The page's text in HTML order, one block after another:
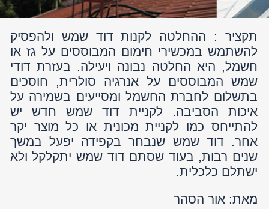
מאת: אור הסהר
בחירת חברה
רוב החברות מציעות מחירים דומים. כדאי לבצע
חקר שוק ושלול את החברות שמציאות מחיר
גבוה במיוחד ואת החברות שמציעות מחיר נמוך
מהרגיל. דברו עם המתקינים ובדקו עד כמה
הידע שלהם בתחום רחב. יש לקחת בחשבון את
ותק המתקין כמו גם המלצות מלקחותיו. כדאי
לדבר על הלקוחות בעצמם ולשאול אותם אם הם
מרוצים מהשירות. דוד שמש
התאמת גודל הדוד
כמו שאין צורך לקנות וואן למשפחה המורכבת
מבעל ואישה בלבד, כך אין צורך לקנות דוד גדול.
דודי שמש באים בגדלים שונים. הם עולים אלפי
המשפחה. אז אם אתם זוג, דוד בינוני יספיק